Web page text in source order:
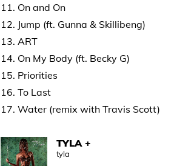
11. On and On
12. Jump (ft. Gunna & Skillibeng)
13. ART
14. On My Body (ft. Becky G)
15. Priorities
16. To Last
17. Water (remix with Travis Scott)
TYLA +
tyla